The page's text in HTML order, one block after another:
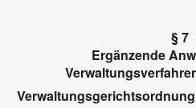
§ 7
Ergänzende